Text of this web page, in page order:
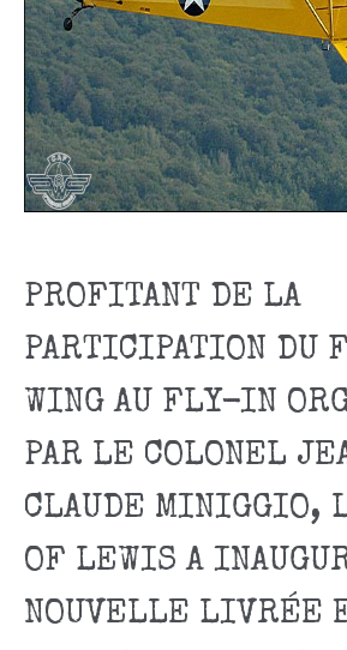
PROFITANT DE LA
PARTICIPATION DU
WING AU FLY-IN
PAR LE COLONEL
CLAUDE MINIGGIO,
OF LEWIS A
NOUVELLE LIVRÉE